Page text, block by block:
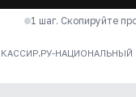
1 шаг. Скопируйте
НАЦИОНАЛЬНЫЙ